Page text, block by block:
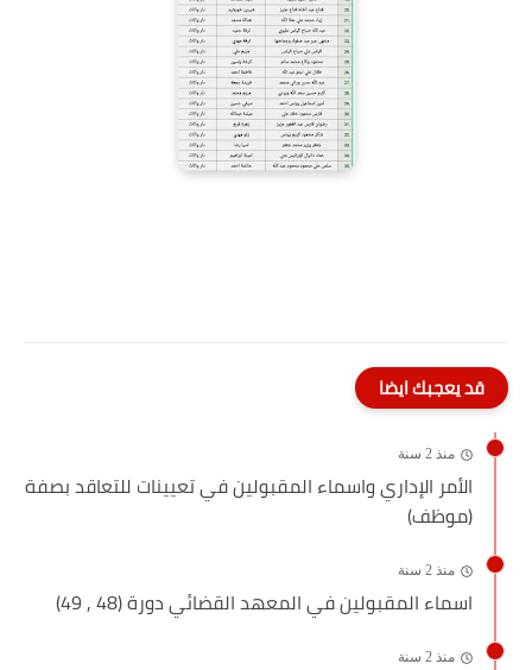
قد يعجبك ايضا
منذ 2 سنة
الأمر الإداري واسماء المقبولين في تعيينات للتعاقد بصفة
(موظف)
منذ 2 سنة
اسماء المقبولين في المعهد القضائي دورة (48 , 49)
منذ 2 سنة